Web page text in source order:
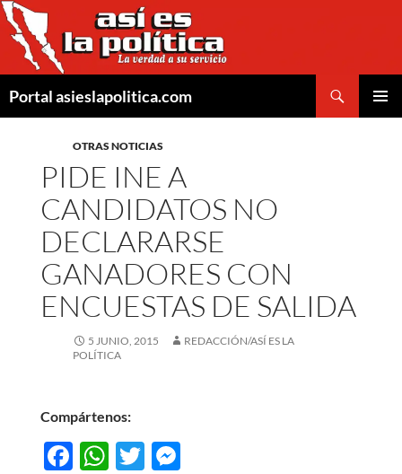
Saltar
al
contenido
Portal asieslapolitica.com
OTRAS NOTICIAS
PIDE INE A
CANDIDATOS NO
DECLARARSE
GANADORES CON
ENCUESTAS DE SALIDA
5 JUNIO, 2015
REDACCIÓN/ASÍ ES LA
POLÍTICA
Compártenos:
F WT M